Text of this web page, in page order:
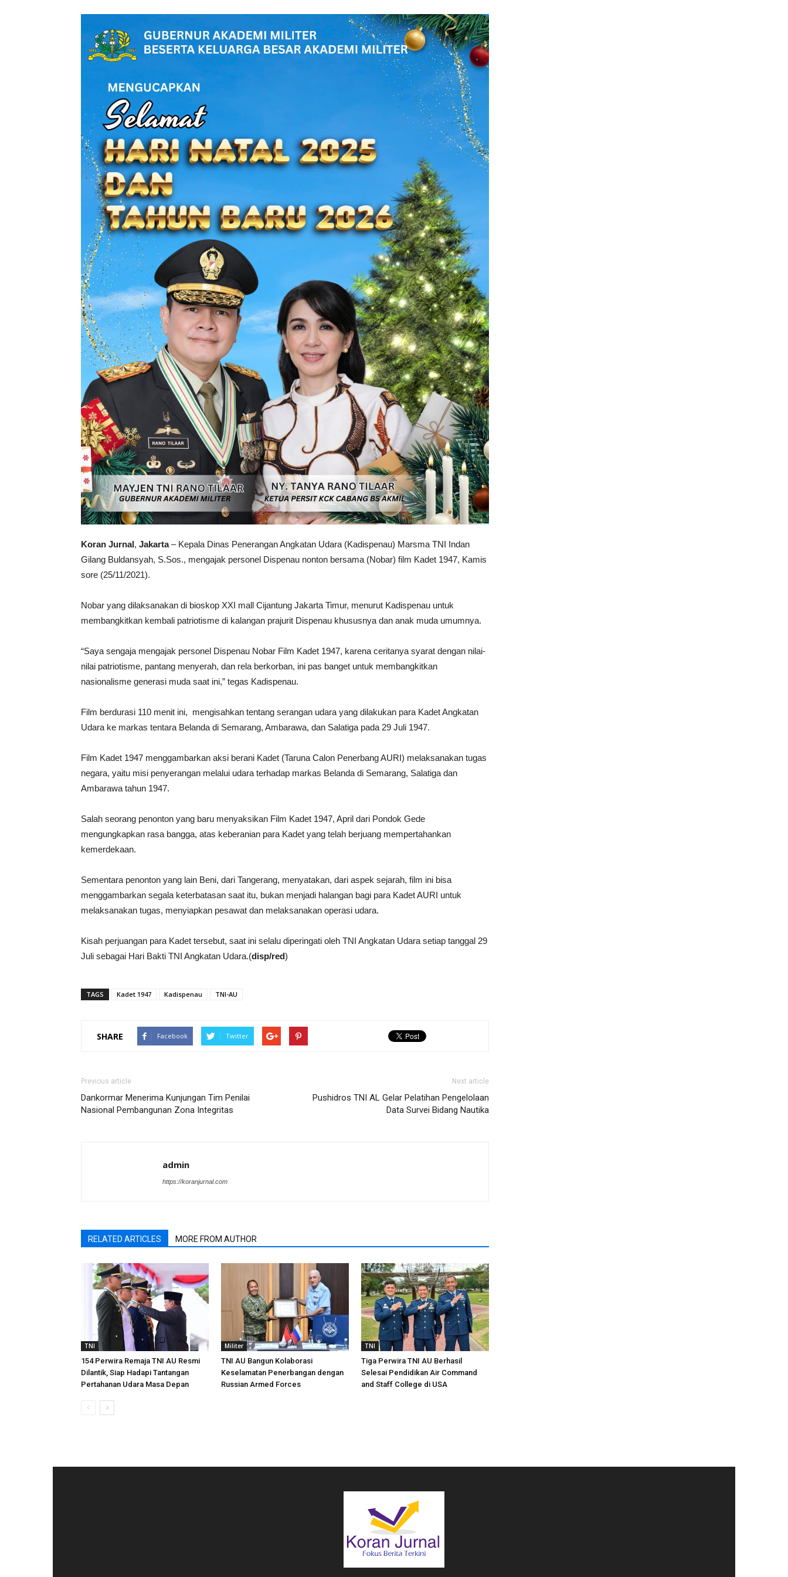
Koran Jurnal, Jakarta– Kepala Dinas Penerangan Angkatan Udara (Kadispenau) Marsma TNI Indan
Gilang Buldansyah, S.Sos., mengajak personel Dispenau nonton bersama (Nobar) film Kadet 1947, Kamis
sore (25/11/2021).
Nobar yang dilaksanakan di bioskop XXI mall Cijantung Jakarta Timur, menurut Kadispenau untuk
membangkitkan kembali patriotisme di kalangan prajurit Dispenau khususnya dan anak muda umumnya.
“Saya sengaja mengajak personel Dispenau Nobar Film Kadet 1947, karena ceritanya syarat dengan nilai-
nilai patriotisme, pantang menyerah, dan rela berkorban, ini pas banget untuk membangkitkan
nasionalisme generasi muda saat ini,” tegas Kadispenau.
Film berdurasi 110 menit ini, mengisahkan tentang serangan udara yang dilakukan para Kadet Angkatan
Udara ke markas tentara Belanda di Semarang, Ambarawa, dan Salatiga pada 29 Juli 1947.
Film Kadet 1947 menggambarkan aksi berani Kadet (Taruna Calon Penerbang AURI) melaksanakan tugas
negara, yaitu misi penyerangan melalui udara terhadap markas Belanda di Semarang, Salatiga dan
Ambarawa tahun 1947.
Salah seorang penonton yang baru menyaksikan Film Kadet 1947, April dari Pondok Gede
mengungkapkan rasa bangga, atas keberanian para Kadet yang telah berjuang mempertahankan
kemerdekaan.
Sementara penonton yang lain Beni, dari Tangerang, menyatakan, dari aspek sejarah, film ini bisa
menggambarkan segala keterbatasan saat itu, bukan menjadi halangan bagi para Kadet AURI untuk
melaksanakan tugas, menyiapkan pesawat dan melaksanakan operasi udara.
Kisah perjuangan para Kadet tersebut, saat ini selalu diperingati oleh TNI Angkatan Udara setiap tanggal 29
Juli sebagai Hari Bakti TNI Angkatan Udara.(disp/red)
TAGS Kadet 1947 Kadispenau TNI-AU
SHARE Facebook Twitter
Previous article
Dankormar Menerima Kunjungan Tim Penilai
Nasional Pembangunan Zona Integritas
Next article
Pushidros TNI AL Gelar Pelatihan Pengelolaan
Data Survei Bidang Nautika
admin
https://koranjurnal.com
RELATED ARTICLES MORE FROM AUTHOR
TNI
154 Perwira Remaja TNI AU Resmi
Dilantik, Siap Hadapi Tantangan
Pertahanan Udara Masa Depan
Militer
TNI AU Bangun Kolaborasi
Keselamatan Penerbangan dengan
Russian Armed Forces
TNI
Tiga Perwira TNI AU Berhasil
Selesai Pendidikan Air Command
and Staff College di USA